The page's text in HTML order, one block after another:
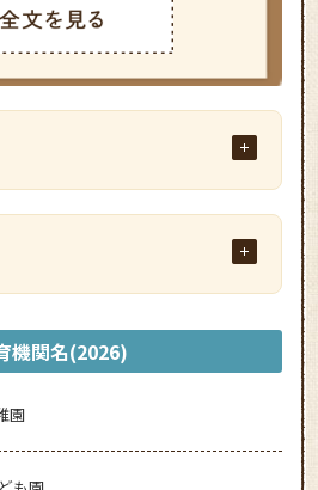
機関名(2026)
園